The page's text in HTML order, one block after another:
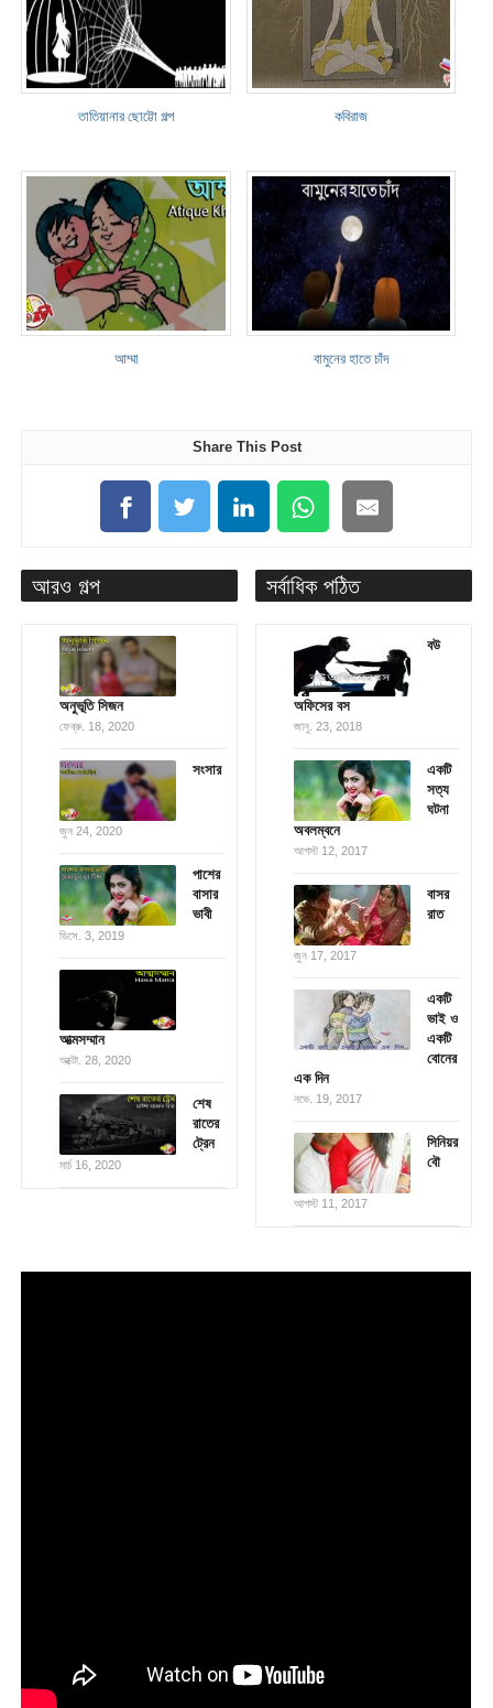
তাতিয়ানার ছোট্টো গল্প কবিরাজ
আম্মা বামুনের হাতে চাঁদ
Share This Post
আরও গল্প
অনুভূতি সিজন
ফেব্রু. 18, 2020
সংসার
জুন 24, 2020
পাশের
বাসার
ভাবী
ডিসে. 3, 2019
আত্মসম্মান
অক্টো. 28, 2020
শেষ
রাতের
ট্রেন
মার্চ 16, 2020
সর্বাধিক পঠিত
বউ
অফিসের বস
জানু. 23, 2018
একটি
সত্য
ঘটনা
অবলম্বনে
আগস্ট 12, 2017
বাসর
রাত
জুন 17, 2017
একটি
ভাই ও
একটি
বোনের
এক দিন
নভে. 19, 2017
সিনিয়র
বৌ
আগস্ট 11, 2017